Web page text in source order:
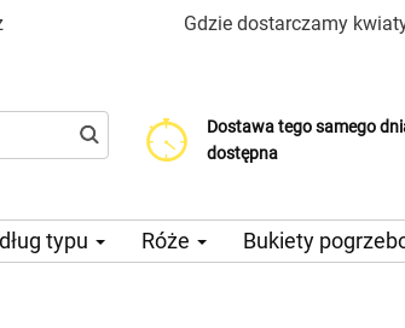
Gdzie dostarczamy
Dostawa tego samego
dostępna
Koszt dostawy już od 99
Wybierz datę dostawy
typu Róże Bukiety